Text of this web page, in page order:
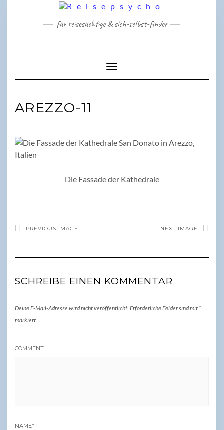
für reisesüchtige & sich-selbst-finder
Toggle Navigation
AREZZO-11
Die Fassade der Kathedrale
PREVIOUS IMAGE NEXT IMAGE
SCHREIBE EINEN KOMMENTAR
Deine E-Mail-Adresse wird nicht veröffentlicht. Erforderliche Felder sind mit *
markiert
COMMENT
NAME*